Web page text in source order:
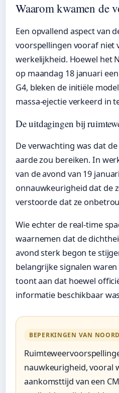
Waarom kwamen de
Een opvallend aspect van
voorspellingen vooraf niet
werkelijkheid. Hoewel het
op maandag 18 januari
G4, bleken de initiële
massa-ejectie verkeerd in
De uitdagingen bij
De verwachting was dat
aarde zou bereiken. In
van de avond van 19
onnauwkeurigheid dat de
verstoorde dat ze
Wie echter de real-time
waarnemen dat de
avond sterk begon te
belangrijke signalen
toont aan dat hoewel
informatie beschikbaar
BEPERKINGEN VAN
nauwkeurigheid, vooral
aankomsttijd van een